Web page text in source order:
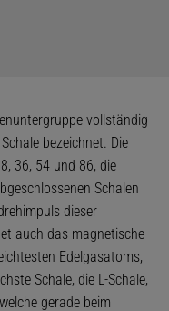
vollständig
bezeichnet. Die
36, 54 und 86, die
Schalen
dieser
auch das magnetische
Edelgasatoms,
Schale, die L-Schale,
gerade beim